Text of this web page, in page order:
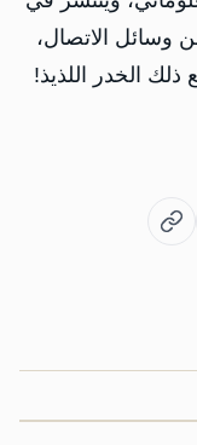
وسائل الاتصال،
ذلك الخدر اللذيذ!